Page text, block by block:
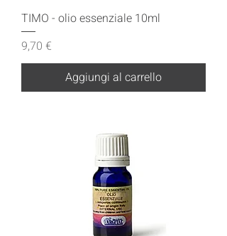
TIMO - olio essenziale 10ml
Prezzo
9,70 €
Aggiungi al carrello